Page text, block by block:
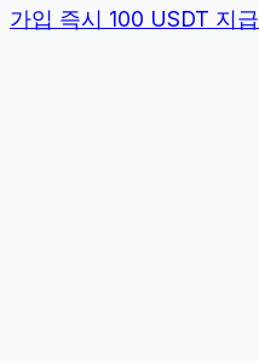
가입 즉시 100 USDT 지급